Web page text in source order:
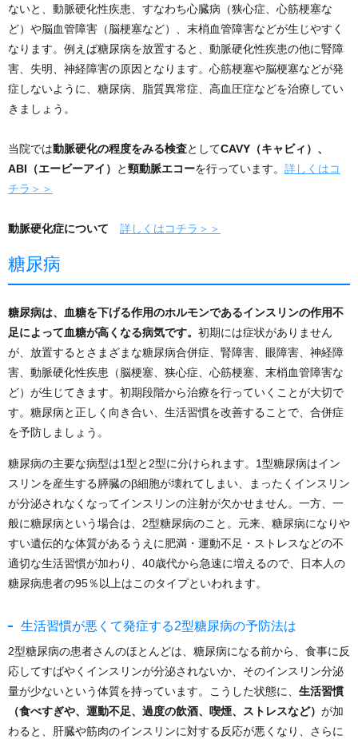
ないと、動脈硬化性疾患、すなわち心臓病（狭心症、心筋梗塞な
ど）や脳血管障害（脳梗塞など）、末梢血管障害などが生じやすく
なります。例えば糖尿病を放置すると、動脈硬化性疾患の他に腎障
害、失明、神経障害の原因となります。心筋梗塞や脳梗塞などが発
症しないように、糖尿病、脂質異常症、高血圧症などを治療してい
きましょう。
当院では動脈硬化の程度をみる検査としてCAVY（キャビィ）、
ABI（エービーアイ）
と頸動脈エコーを行っています。 詳しくはコ
チラ＞＞
動脈硬化症について 詳しくはコチラ＞＞
糖尿病
糖尿病は、血糖を下げる作用のホルモンであるインスリンの作用不
足によって血糖が高くなる病気です。 初期には症状がありません
が、放置するとさまざまな糖尿病合併症、腎障害、眼障害、神経障
害、動脈硬化性疾患（脳梗塞、狭心症、心筋梗塞、末梢血管障害な
ど）が生じてきます。初期段階から治療を行っていくことが大切で
す。糖尿病と正しく向き合い、生活習慣を改善することで、合併症
を予防しましょう。
糖尿病の主要な病型は1型と2型に分けられます。1型糖尿病はイン
スリンを産生する膵臓のβ細胞が壊れてしまい、まったくインスリン
が分泌されなくなってインスリンの注射が欠かせません。一方、一
般に糖尿病という場合は、2型糖尿病のこと。元来、糖尿病になりや
すい遺伝的な体質があるうえに肥満・運動不足・ストレスなどの不
適切な生活習慣が加わり、40歳代から急速に増えるので、日本人の
糖尿病患者の95％以上はこのタイプといわれます。
生活習慣が悪くて発症する2型糖尿病の予防法は
2型糖尿病の患者さんのほとんどは、糖尿病になる前から、食事に反
応してすばやくインスリンが分泌されないか、そのインスリン分泌
量が少ないという体質を持っています。こうした状態に、 生活習慣
（食べすぎや、運動不足、過度の飲酒、喫煙、ストレスなど） が加
わると、肝臓や筋肉のインスリンに対する反応が悪くなり、さらに